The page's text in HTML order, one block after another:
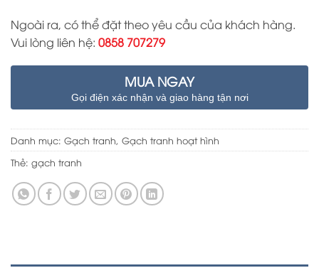
Ngoài ra, có thể đặt theo yêu cầu của khách hàng.
Vui lòng liên hệ: 0858 707279
MUA NGAY
Gọi điện xác nhận và giao hàng tận nơi
Danh mục: Gạch tranh, Gạch tranh hoạt hình
Thẻ: gạch tranh